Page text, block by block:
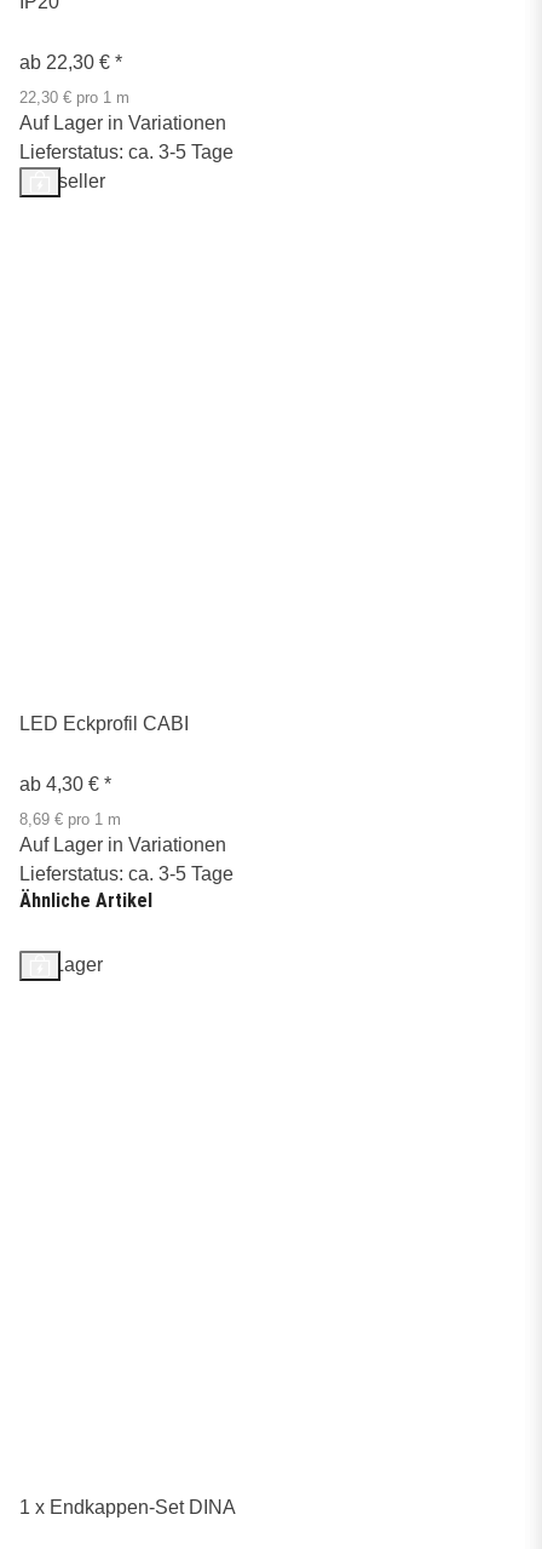
ab 22,30 € *
22,30 € pro 1 m
Auf Lager in Variationen
Lieferstatus: ca. 3-5 Tage
Bestseller
LED Eckprofil CABI
ab 4,30 € *
8,69 € pro 1 m
Auf Lager in Variationen
Lieferstatus: ca. 3-5 Tage
Ähnliche Artikel
Auf Lager
1 x Endkappen-Set DINA